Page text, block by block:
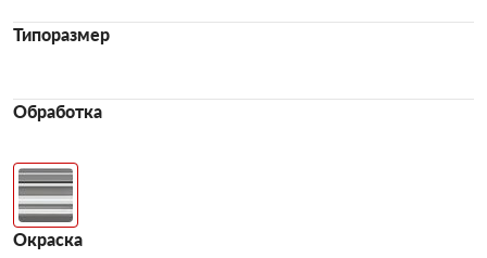
Типоразмер
Обработка
Окраска